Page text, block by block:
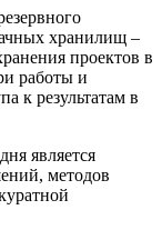
хранилищ –
проектов в
работы и
к результатам в
является
методов